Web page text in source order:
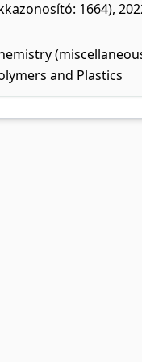
1664),
and Plastics